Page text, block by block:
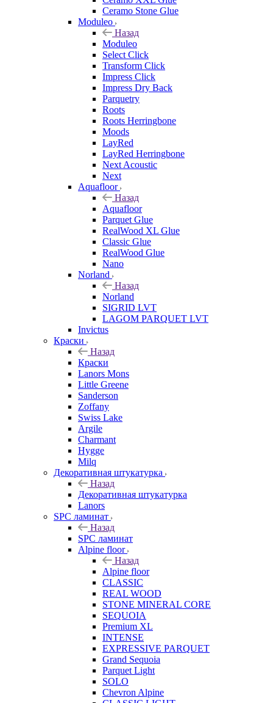
Ceramo Stone Glue
Moduleo
Назад
Moduleo
Select Click
Transform Click
Impress Click
Impress Dry Back
Parquetry
Roots
Roots Herringbone
Moods
LayRed
LayRed Herringbone
Next Acoustic
Next
Aquafloor
Назад
Aquafloor
Parquet Glue
RealWood XL Glue
Classic Glue
RealWood Glue
Nano
Norland
Назад
Norland
SIGRID LVT
LAGOM PARQUET LVT
Invictus
Краски
Назад
Краски
Lanors Mons
Little Greene
Sanderson
Zoffany
Swiss Lake
Argile
Charmant
Hygge
Milq
Декоративная штукатурка
Назад
Декоративная штукатурка
Lanors
SPC ламинат
Назад
SPC ламинат
Alpine floor
Назад
Alpine floor
CLASSIC
REAL WOOD
STONE MINERAL CORE
SEQUOIA
Premium XL
INTENSE
EXPRESSIVE PARQUET
Grand Sequoia
Parquet Light
SOLO
Chevron Alpine